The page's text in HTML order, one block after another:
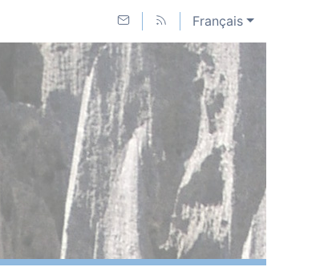
Français